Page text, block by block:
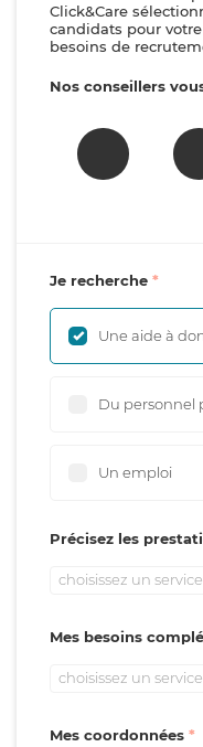
Click&Care
candidats pour
besoins de
Nos conseillers
Je recherche
Une aide à
Du personnel
Un emploi
Précisez les
choisissez un service
Mes besoins
choisissez un service
Mes coordonnées